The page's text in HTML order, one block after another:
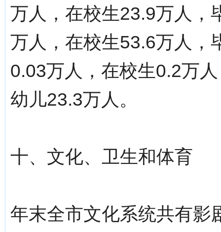
万人，在校生23.9万人，
万人，在校生53.6万人，
0.03万人，在校生0.2万
幼儿23.3万人。
十、文化、卫生和体育
年末全市文化系统共有影